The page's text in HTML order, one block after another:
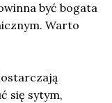
być bogata
Warto
się sytym,